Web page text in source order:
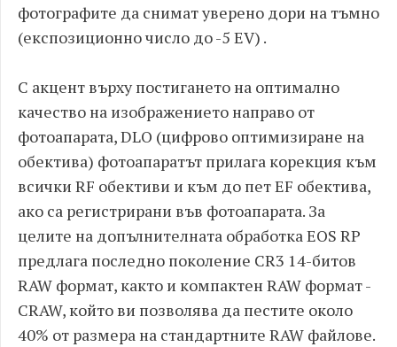
фотографите да снимат уверено дори на тъмно
(експозиционно число до -5 EV) .
С акцент върху постигането на оптимално
качество на изображението направо от
фотоапарата, DLO (цифрово оптимизиране на
обектива) фотоапаратът прилага корекция към
всички RF обективи и към до пет EF обектива,
ако са регистрирани във фотоапарата. За
целите на допълнителната обработка EOS RP
предлага последно поколение CR3 14-битов
RAW формат, както и компактен RAW формат -
CRAW, който ви позволява да пестите около
40% от размера на стандартните RAW файлове.